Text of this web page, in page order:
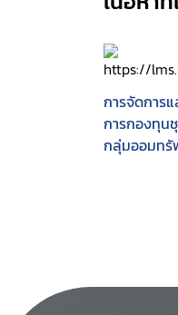
การจัดการ
การกองทุ
กลุ่มออมทรั